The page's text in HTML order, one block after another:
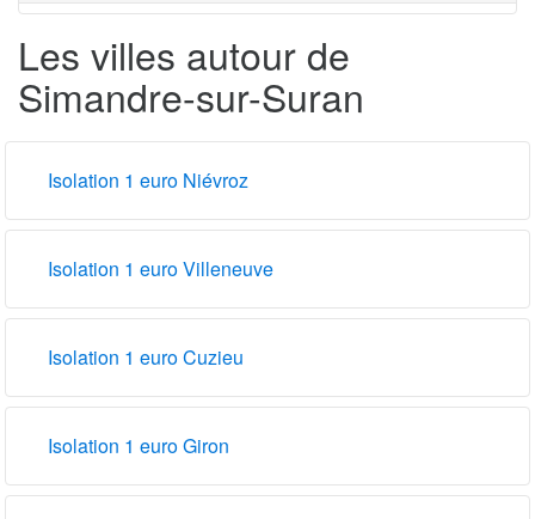
Les villes autour de
Simandre-sur-Suran
Isolation 1 euro Niévroz
Isolation 1 euro Villeneuve
Isolation 1 euro Cuzieu
Isolation 1 euro Giron